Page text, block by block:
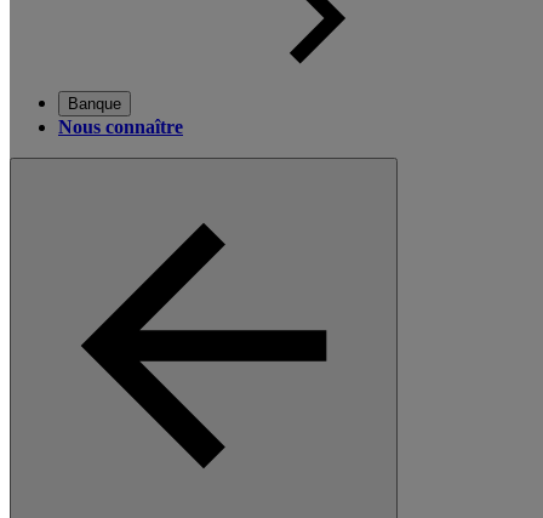
Banque
Nous connaître